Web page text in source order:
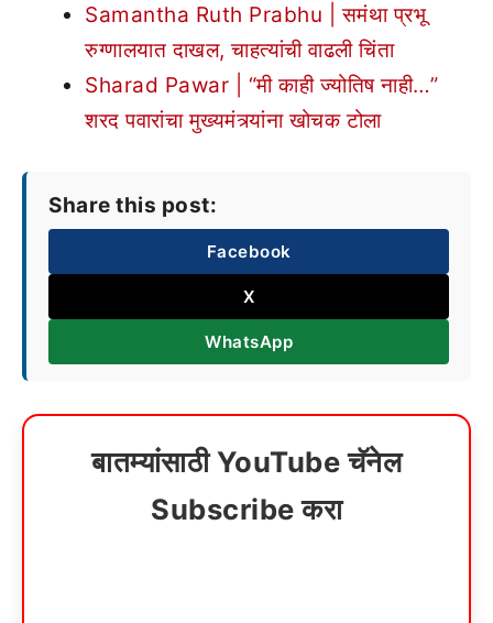
Samantha Ruth Prabhu | समंथा प्रभू
रुग्णालयात दाखल, चाहत्यांची वाढली चिंता
Sharad Pawar | “मी काही ज्योतिष नाही…”
शरद पवारांचा मुख्यमंत्र्यांना खोचक टोला
Share this post:
Facebook
X
WhatsApp
बातम्यांसाठी YouTube चॅनेल
Subscribe करा